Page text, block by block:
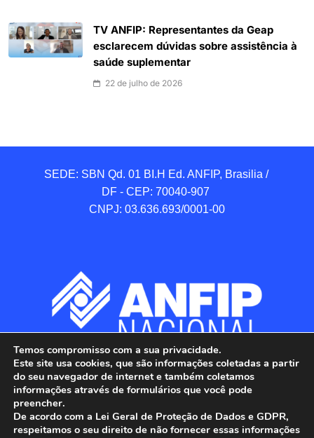
TV ANFIP: Representantes da Geap
esclarecem dúvidas sobre assistência à
saúde suplementar
22 de julho de 2026
SEDE: SBN Qd. 01 BI.H Ed. ANFIP, Brasilia /
DF - CEP: 70040-907
CNPJ: 03.636.693/0001-00
Temos compromisso com a sua privacidade.
Este site usa cookies, que são informações coletadas a partir
do seu navegador de internet e também coletamos
informações através de formulários que você pode
preencher.
De acordo com a Lei Geral de Proteção de Dados e GDPR,
respeitamos o seu direito de não fornecer essas informações